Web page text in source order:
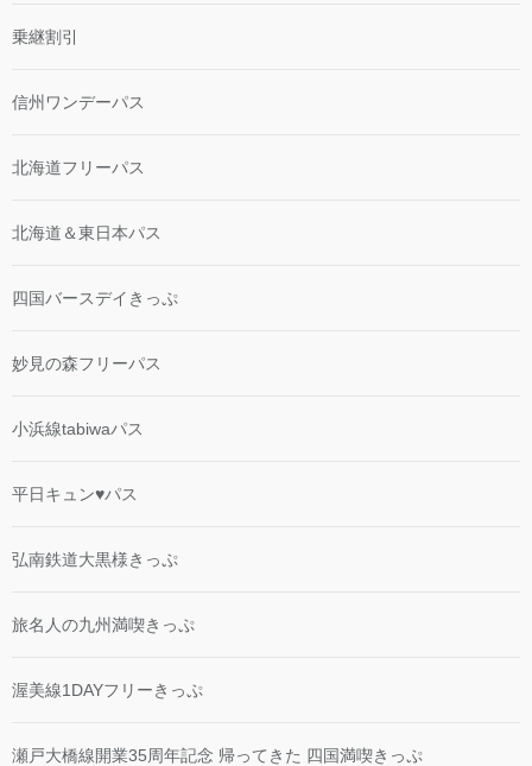
乗継割引
信州ワンデーパス
北海道フリーパス
北海道＆東日本パス
四国バースデイきっぷ
妙見の森フリーパス
小浜線tabiwaパス
平日キュン♥パス
弘南鉄道大黒様きっぷ
旅名人の九州満喫きっぷ
渥美線1DAYフリーきっぷ
瀬戸大橋線開業35周年記念 帰ってきた 四国満喫きっぷ